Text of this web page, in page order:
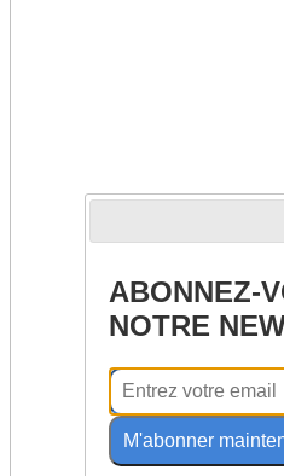
ABONNEZ-
NOTRE
M'abonner